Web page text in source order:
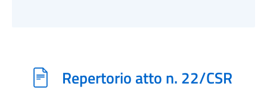
Repertorio atto n. 22/CSR